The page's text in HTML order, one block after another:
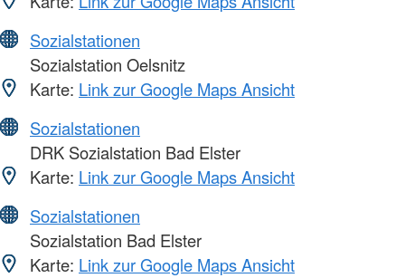
Sozialstationen
Sozialstation Oelsnitz
Karte: Link zur Google Maps Ansicht
Sozialstationen
DRK Sozialstation Bad Elster
Karte: Link zur Google Maps Ansicht
Sozialstationen
Sozialstation Bad Elster
Karte: Link zur Google Maps Ansicht